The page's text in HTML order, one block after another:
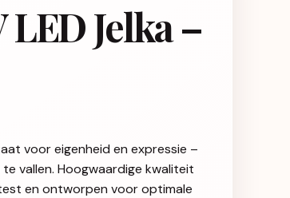
LED Jelka –
voor eigenheid en expressie –
vallen. Hoogwaardige kwaliteit
en ontworpen voor optimale